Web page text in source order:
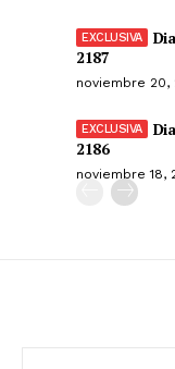
2187
noviembre 20,
2186
noviembre 18,